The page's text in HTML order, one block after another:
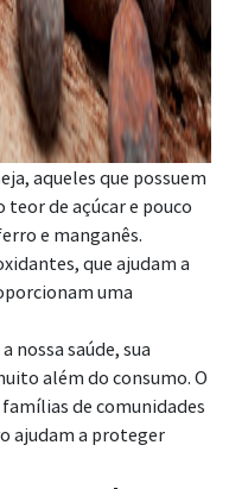
aqueles que possuem
teor de açúcar e pouco
e manganês.
que ajudam a
uma
nossa saúde, sua
além do consumo. O
de comunidades
ajudam a proteger